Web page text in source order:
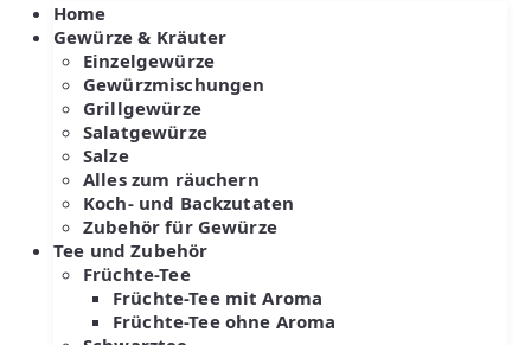
Home
Gewürze & Kräuter
Einzelgewürze
Gewürzmischungen
Grillgewürze
Salatgewürze
Salze
Alles zum räuchern
Koch- und Backzutaten
Zubehör für Gewürze
Tee und Zubehör
Früchte-Tee
Früchte-Tee mit Aroma
Früchte-Tee ohne Aroma